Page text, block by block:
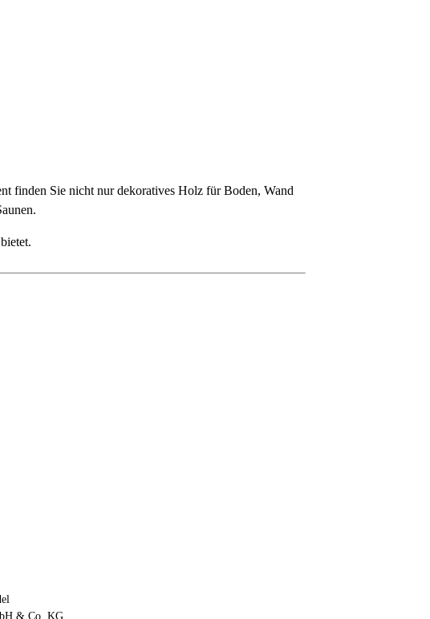
finden Sie nicht nur dekoratives Holz für Boden, Wand
& Co. KG